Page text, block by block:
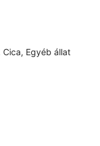
Cica, Egyéb állat